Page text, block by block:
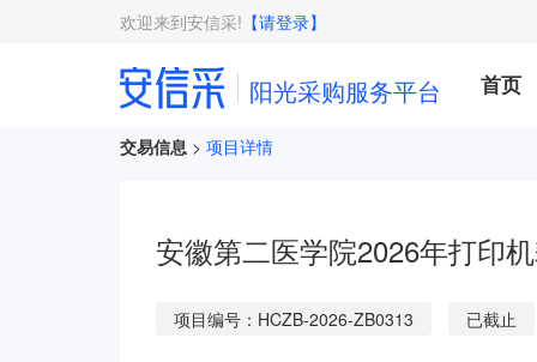
欢迎来到安信采! 【请登录】
阳光采购服务平台 首页
交易信息 > 项目详情
安徽第二医学院2026年打印
项目编号：HCZB-2026-ZB0313 已截止